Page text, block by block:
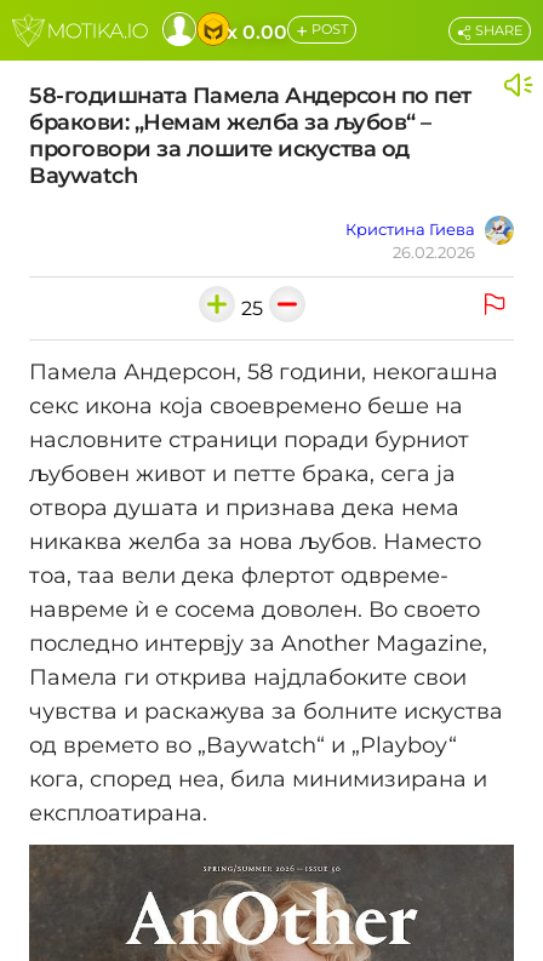
x 0.00 + POST
58-годишната Памела Андерсон по пет
бракови: „Немам желба за љубов“ –
проговори за лошите искуства од
Baywatch
Кристина Гиева
26.02.2026
SHARE
25
Памела Андерсон, 58 години, некогашна
секс икона која своевремено беше на
насловните страници поради бурниот
љубовен живот и петте брака, сега ја
отвора душата и признава дека нема
никаква желба за нова љубов. Наместо
тоа, таа вели дека флертот одвреме-
навреме ѝ е сосема доволен. Во своето
последно интервју за Another Magazine,
Памела ги открива најдлабоките свои
чувства и раскажува за болните искуства
од времето во „Baywatch“ и „Playboy“
кога, според неа, била минимизирана и
експлоатирана.